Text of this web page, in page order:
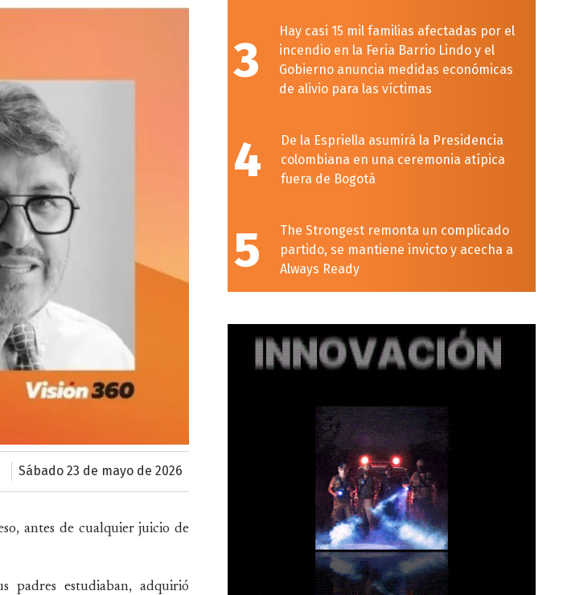
sábado 23 de mayo de 2026
antes de cualquier juicio de
padres estudiaban, adquirió
3
Hay casi 15 mil familias afectadas por el
incendio en la Feria Barrio Lindo y el
Gobierno anuncia medidas económicas
de alivio para las víctimas
4
De la Espriella asumirá la Presidencia
colombiana en una ceremonia atípica
fuera de Bogotá
5
The Strongest remonta un complicado
partido, se mantiene invicto y acecha a
Always Ready